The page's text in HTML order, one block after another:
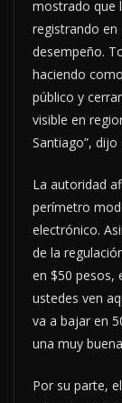
mostrado que
registrando en
desempeño.
haciendo
público y
visible en
Santiago”,
La autoridad
perímetro
electrónico.
de la
en $50 pesos,
ustedes ven
va a bajar en
una muy
Por su parte,